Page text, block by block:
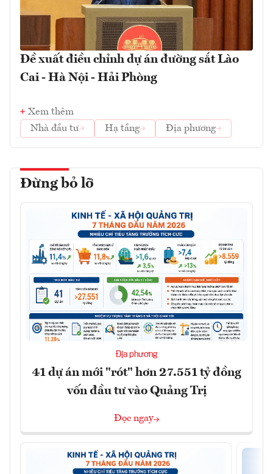
Đề xuất điều chỉnh dự án đường sắt Lào
Cai - Hà Nội - Hải Phòng
Xem thêm
Nhà đầu tư
Hạ tầng Địa phương
Đừng bỏ lỡ
Địa phương
41 dự án mới "rót" hơn 27.551 tỷ đồng
vốn đầu tư vào Quảng Trị
Đọc ngay